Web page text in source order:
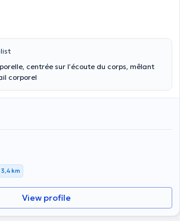
centrée sur l’écoute du corps, mêlant
corporel
3,4 km
View profile